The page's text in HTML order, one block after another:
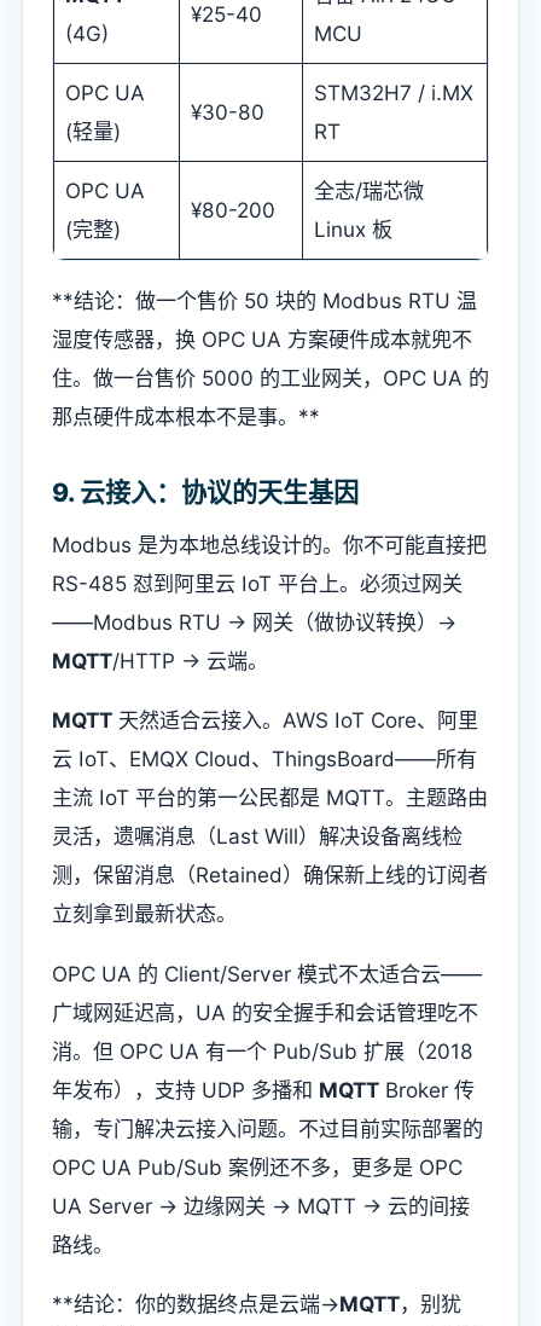
(4G)
¥25-40
MCU
OPC UA
(轻量)
¥30-80
STM32H7 / i.MX
RT
OPC UA
(完整)
¥80-200
全志/瑞芯微
Linux 板
**结论：做一个售价 50 块的 Modbus RTU 温
湿度传感器，换 OPC UA 方案硬件成本就兜不
住。做一台售价 5000 的工业网关，OPC UA 的
那点硬件成本根本不是事。**
9. 云接入：协议的天生基因
Modbus 是为本地总线设计的。你不可能直接把
RS-485 怼到阿里云 IoT 平台上。必须过网关
——Modbus RTU → 网关（做协议转换）→
MQTT/HTTP → 云端。
MQTT 天然适合云接入。AWS IoT Core、阿里
云 IoT、EMQX Cloud、ThingsBoard——所有
主流 IoT 平台的第一公民都是 MQTT。主题路由
灵活，遗嘱消息（Last Will）解决设备离线检
测，保留消息（Retained）确保新上线的订阅者
立刻拿到最新状态。
OPC UA 的 Client/Server 模式不太适合云——
广域网延迟高，UA 的安全握手和会话管理吃不
消。但 OPC UA 有一个 Pub/Sub 扩展（2018
年发布），支持 UDP 多播和 MQTT Broker 传
输，专门解决云接入问题。不过目前实际部署的
OPC UA Pub/Sub 案例还不多，更多是 OPC
UA Server → 边缘网关 → MQTT → 云的间接
路线。
**结论：你的数据终点是云端→MQTT，别犹